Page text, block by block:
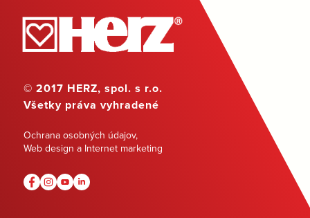
© 2017 HERZ, spol. s r.o.
Všetky práva vyhradené
Ochrana osobných údajov,
Web design a Internet marketing